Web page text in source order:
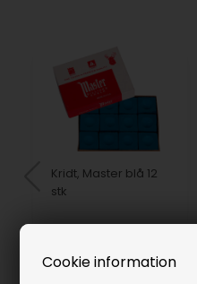
Cookie information
Kridt, Master blå 12
stk
På lager